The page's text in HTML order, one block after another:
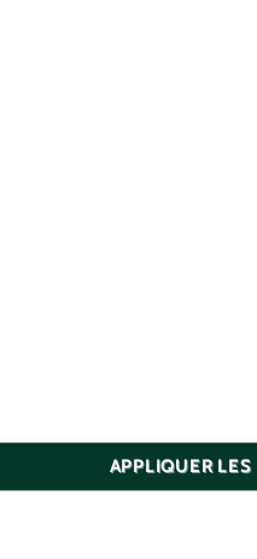
APPLIQUER LES